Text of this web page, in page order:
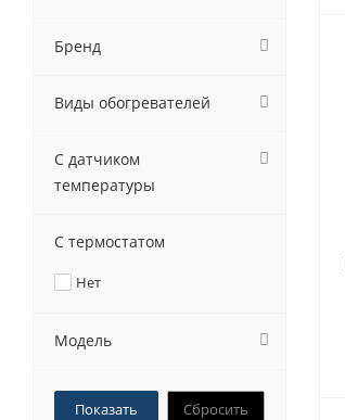
Бренд
Виды обогревателей
С датчиком
температуры
С термостатом
Нет
Модель
Сбросить